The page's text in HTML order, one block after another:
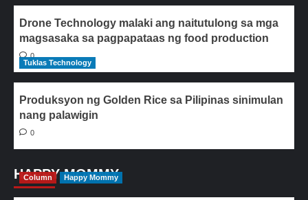
Drone Technology malaki ang naitutulong sa mga
magsasaka sa pagpapataas ng food production
0
Tuklas Technology
Produksyon ng Golden Rice sa Pilipinas sinimulan
nang palawigin
0
HAPPY MOMMY
Column Happy Mommy